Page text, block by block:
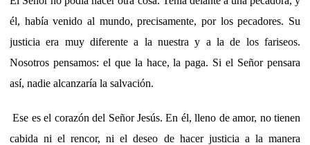
él, había venido al mundo, precisamente, por los pecadores. Su
justicia era muy diferente a la nuestra y a la de los fariseos.
Nosotros pensamos: el que la hace, la paga. Si el Señor pensara
así, nadie alcanzaría la salvación.
Ese es el corazón del Señor Jesús. En él, lleno de amor, no tienen
cabida ni el rencor, ni el deseo de hacer justicia a la manera